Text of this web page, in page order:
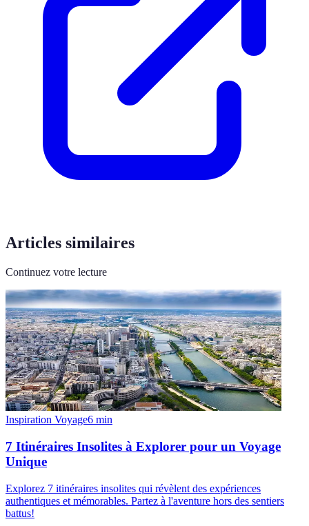
Articles similaires
Continuez votre lecture
Inspiration Voyage6 min
7 Itinéraires Insolites à Explorer pour un Voyage
Unique
Explorez 7 itinéraires insolites qui révèlent des expériences
authentiques et mémorables. Partez à l'aventure hors des sentiers
battus!